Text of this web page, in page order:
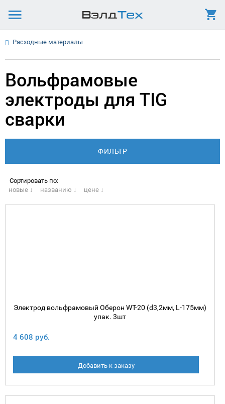
Расходные материалы
Вольфрамовые
электроды для TIG
сварки
Сортировать по:
новые ↓
названию ↓ цене ↓
Электрод вольфрамовый Оберон WT-20 (d3,2мм, L-175мм)
упак. 3шт
4 608 руб.
Добавить к заказу